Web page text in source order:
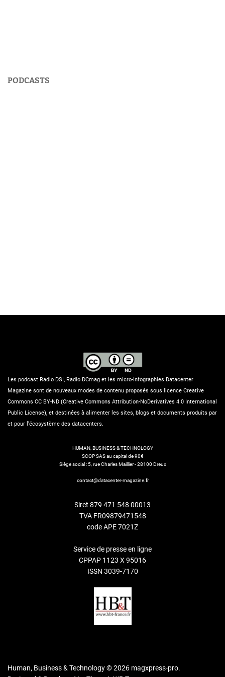
PODCASTS
Les podcast Radio DSI, Radio DCmag et les micro-infographies Datacenter
Magazine sont de nouveaux modes de contenu proposés sous licence Creative
Commons CC BY-ND (Creative Commons Attribution-NoDerivatives 4.0 International
Public License), et destinées à alimenter les sites, blogs et documents produits par
et pour l’écosystème des datacenters.
HUMAN, BUSINESS & TECHNOLOGY
SCOP SAS au capital de 90€
Siège social : 5, rue Charles Maillier - 28100 Dreux
contact@datacenter-magazine.fr
Siret 879 471 548 00013
TVA FR09879471548
code APE 7021Z
Service de presse en ligne
CPPAP 1123 X 95016
ISSN 3039-7170
Human, Business & Technology © 2026 magxpress-pro.